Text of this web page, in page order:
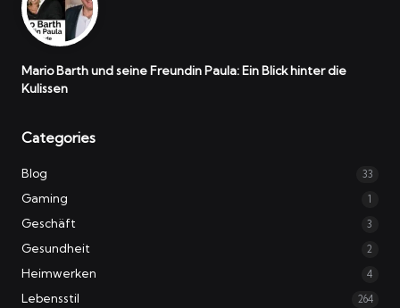
Mario Barth und seine Freundin Paula: Ein Blick hinter die
Kulissen
Categories
Blog 33
Gaming 1
Geschäft 3
Gesundheit 2
Heimwerken 4
Lebensstil 264